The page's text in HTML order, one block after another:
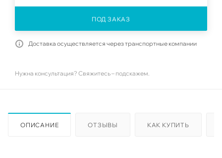
ПОД ЗАКАЗ
Доставка осуществляется через транспортные компании
Нужна консультация? Свяжитесь – подскажем.
ОПИСАНИЕ ОТЗЫВЫ КАК КУПИТЬ